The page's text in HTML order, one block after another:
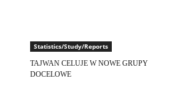
Statistics/Study/Reports
TAJWAN CELUJE W NOWE GRUPY
DOCELOWE